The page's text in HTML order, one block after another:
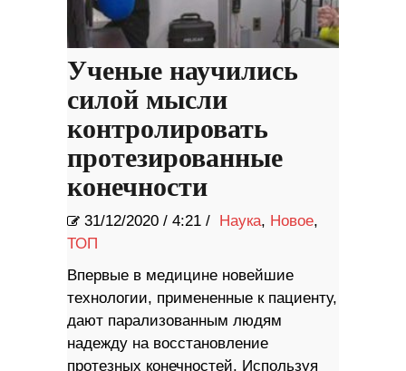
Ученые научились
силой мысли
контролировать
протезированные
конечности
31/12/2020 / 4:21 / Наука, Новое,
ТОП
Впервые в медицине новейшие
технологии, примененные к пациенту,
дают парализованным людям
надежду на восстановление
протезных конечностей. Используя